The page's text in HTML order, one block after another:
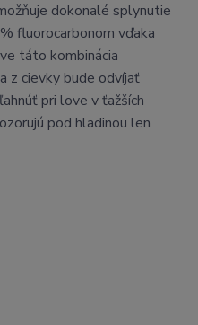
dokonalé splynutie
fluorocarbonom vďaka
táto kombinácia
z cievky bude odvíjať
pri love v ťažších
pod hladinou len